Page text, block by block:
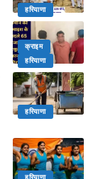
हरियाणा
क्राइम
हरियाणा
हरियाणा
हरियाणा